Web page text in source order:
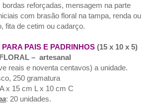
reforçadas, mensagem na parte
com brasão floral na tampa, renda ou
fita de cetim ou cadarço.
PAIS E PADRINHOS (15 x 10 x 5)
– artesanal
reais e noventa centavos) a unidade.
250 gramatura
x 15 cm L x 10 cm C
: 20 unidades.